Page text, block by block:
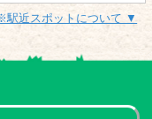
駅近スポットについて ▼